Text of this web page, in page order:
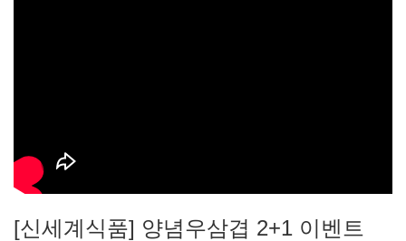
[신세계식품] 양념우삼겹 2+1 이벤트